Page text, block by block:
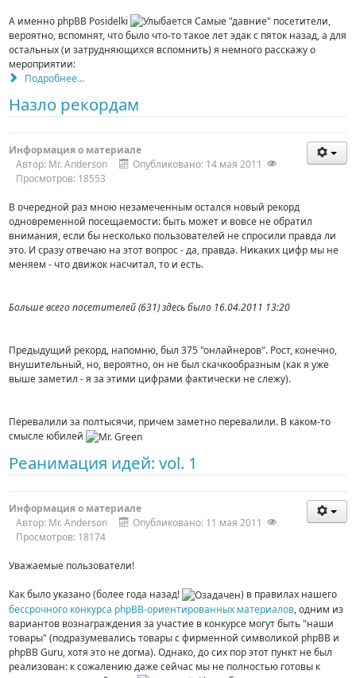
А именно phpBB Posidelki
Самые "давние" посетители,
вероятно, вспомнят, что было что-то такое лет эдак с пяток назад, а для
остальных (и затрудняющихся вспомнить) я немного расскажу о
мероприятии:
Подробнее...
Назло рекордам
Информация о материале
Автор: Mr. Anderson
Опубликовано: 14 мая 2011
Просмотров: 18553
В очередной раз мною незамеченным остался новый рекорд
одновременной посещаемости: быть может и вовсе не обратил
внимания, если бы несколько пользователей не спросили правда ли
это. И сразу отвечаю на этот вопрос - да, правда. Никаких цифр мы не
меняем - что движок насчитал, то и есть.
Больше всего посетителей (631) здесь было 16.04.2011 13:20
Предыдущий рекорд, напомню, был 375 "онлайнеров". Рост, конечно,
внушительный, но, вероятно, он не был скачкообразным (как я уже
выше заметил - я за этими цифрами фактически не слежу).
Перевалили за полтысячи, причем заметно перевалили. В каком-то
смысле юбилей
Реанимация идей: vol. 1
Информация о материале
Автор: Mr. Anderson
Опубликовано: 11 мая 2011
Просмотров: 18174
Уважаемые пользователи!
Как было указано (более года назад!
) в правилах нашего
бессрочного конкурса phpBB-ориентированных материалов, одним из
вариантов вознаграждения за участие в конкурсе могут быть "наши
товары" (подразумевались товары с фирменной символикой phpBB и
phpBB Guru, хотя это не догма). Однако, до сих пор этот пункт не был
реализован: к сожалению даже сейчас мы не полностью готовы к